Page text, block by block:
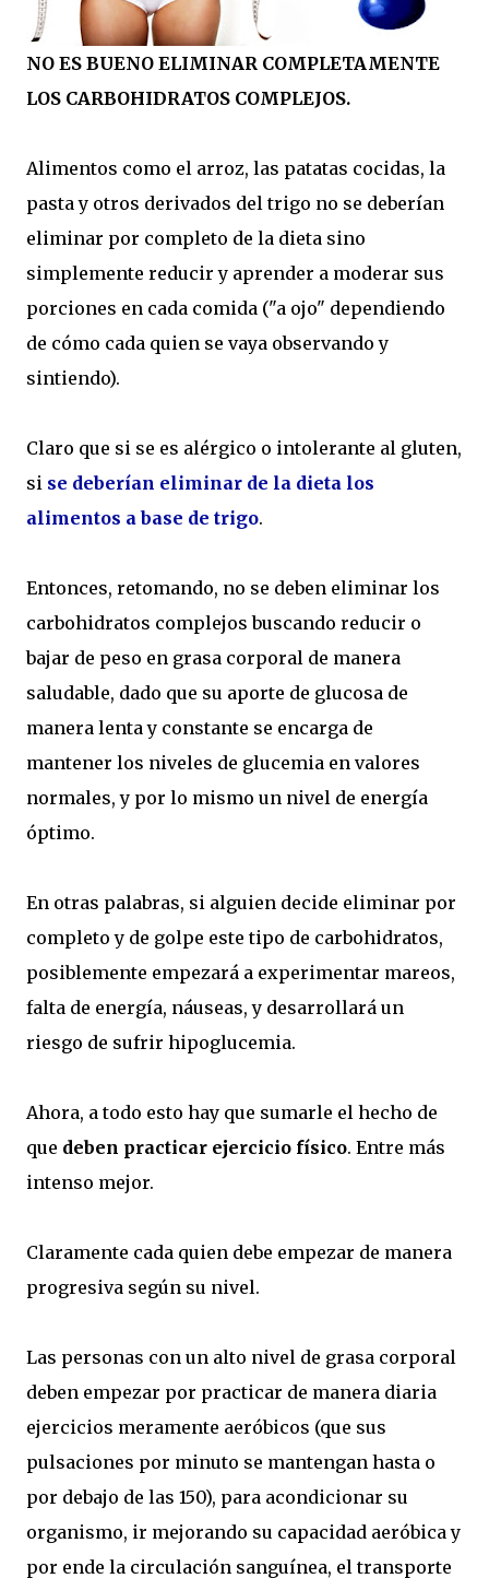
NO ES BUENO ELIMINAR COMPLETAMENTE
LOS CARBOHIDRATOS COMPLEJOS.
Alimentos como el arroz, las patatas cocidas, la
pasta y otros derivados del trigo no se deberían
eliminar por completo de la dieta sino
simplemente reducir y aprender a moderar sus
porciones en cada comida ("a ojo" dependiendo
de cómo cada quien se vaya observando y
sintiendo).
Claro que si se es alérgico o intolerante al gluten,
si se deberían eliminar de la dieta los
alimentos a base de trigo.
Entonces, retomando, no se deben eliminar los
carbohidratos complejos buscando reducir o
bajar de peso en grasa corporal de manera
saludable, dado que su aporte de glucosa de
manera lenta y constante se encarga de
mantener los niveles de glucemia en valores
normales, y por lo mismo un nivel de energía
óptimo.
En otras palabras, si alguien decide eliminar por
completo y de golpe este tipo de carbohidratos,
posiblemente empezará a experimentar mareos,
falta de energía, náuseas, y desarrollará un
riesgo de sufrir hipoglucemia.
Ahora, a todo esto hay que sumarle el hecho de
que deben practicar ejercicio físico. Entre más
intenso mejor.
Claramente cada quien debe empezar de manera
progresiva según su nivel.
Las personas con un alto nivel de grasa corporal
deben empezar por practicar de manera diaria
ejercicios meramente aeróbicos (que sus
pulsaciones por minuto se mantengan hasta o
por debajo de las 150), para acondicionar su
organismo, ir mejorando su capacidad aeróbica y
por ende la circulación sanguínea, el transporte